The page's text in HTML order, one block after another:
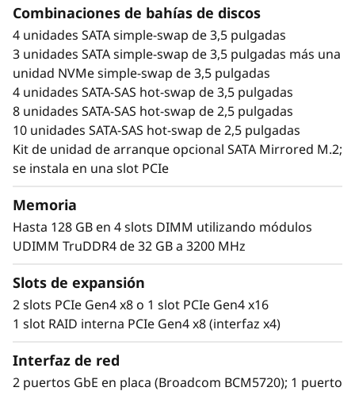
Xeon®E-2300 ofrecen mayor rendimiento en
cargas de trabajo con un precio muy reducido.
Flexible, escalable y fácil de administrar
El ThinkSystem SR250 V2 ofrece flexibilidad
mediante múltiples configuraciones de
memoria TruDDR4, compatibilidad con GPU y
gran diversidad de opciones de
almacenamiento. Ideal para infraestructura
Combinaciones de bahías de discos
4 unidades SATA simple-swap de 3,5 pulgadas
3 unidades SATA simple-swap de 3,5 pulgadas más una
unidad NVMe simple-swap de 3,5 pulgadas
4 unidades SATA-SAS hot-swap de 3,5 pulgadas
8 unidades SATA-SAS hot-swap de 2,5 pulgadas
10 unidades SATA-SAS hot-swap de 2,5 pulgadas
Kit de unidad de arranque opcional SATA Mirrored M.2;
se instala en una slot PCIe
Memoria
Hasta 128 GB en 4 slots DIMM utilizando módulos
UDIMM TruDDR4 de 32 GB a 3200 MHz
Slots de expansión
2 slots PCIe Gen4 x8 o 1 slot PCIe Gen4 x16
1 slot RAID interna PCIe Gen4 x8 (interfaz x4)
Interfaz de red
2 puertos GbE en placa (Broadcom BCM5720); 1 puerto